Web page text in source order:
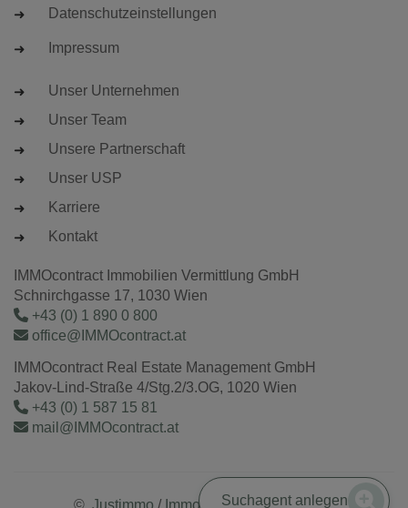
Datenschutzeinstellungen
Impressum
Unser Unternehmen
Unser Team
Unsere Partnerschaft
Unser USP
Karriere
Kontakt
IMMOcontract Immobilien Vermittlung GmbH
Schnirchgasse 17, 1030 Wien
+43 (0) 1 890 0 800
office@IMMOcontract.at
IMMOcontract Real Estate Management GmbH
Jakov-Lind-Straße 4/Stg.2/3.OG, 1020 Wien
+43 (0) 1 587 15 81
mail@IMMOcontract.at
Suchagent anlegen